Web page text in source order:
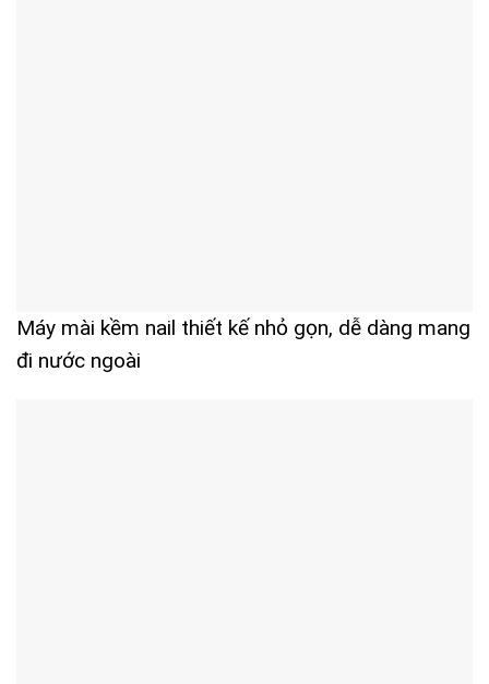
Máy mài kềm nail thiết kế nhỏ gọn, dễ dàng mang
đi nước ngoài